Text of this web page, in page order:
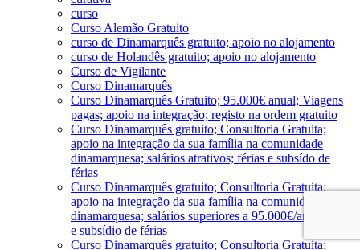
curso
Curso Alemão Gratuito
curso de Dinamarquês gratuito; apoio no alojamento
curso de Holandês gratuito; apoio no alojamento
Curso de Vigilante
Curso Dinamarquês
Curso Dinamarquês Gratuito; 95.000€ anual; Viagens
pagas; apoio na integração; registo na ordem gratuito
Curso Dinamarquês gratuito; Consultoria Gratuita;
apoio na integração da sua família na comunidade
dinamarquesa; salários atrativos; férias e subsído de
férias
Curso Dinamarquês gratuito; Consultoria Gratuita;
apoio na integração da sua família na comunidade
dinamarquesa; salários superiores a 95.000€/ano; férias
e subsídio de férias
Curso Dinamarquês gratuito; Consultoria Gratuita;